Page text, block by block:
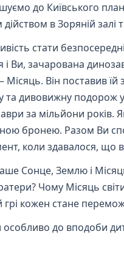
до Київського
в Зоряній
стати
Ви, зачарована
– Місяць. Він
та дивовижну
за мільйони
бронею. Разом Ви
коли здавалося, що
Сонце, Землю і
Чому Місяць
грі кожен стане
до вподоби